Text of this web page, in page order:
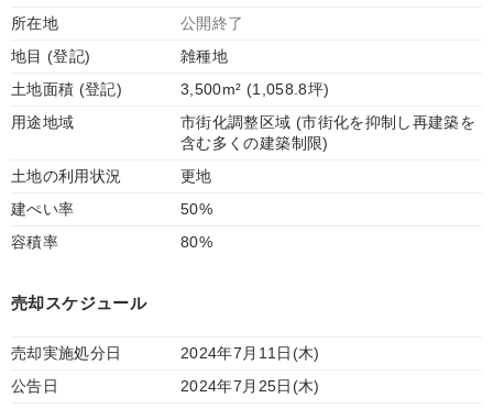
所在地
公開終了
地目 (登記)
雑種地
土地面積 (登記)
3,500m² (1,058.8坪)
用途地域
市街化調整区域 (市街化を抑制し再建築を
含む多くの建築制限)
土地の利用状況
更地
建ぺい率
50%
容積率
80%
売却スケジュール
売却実施処分日
2024年7月11日(木)
公告日
2024年7月25日(木)